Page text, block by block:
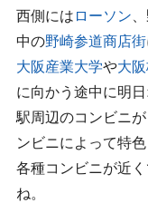
西側には ローソン
中の野崎参道商店街
大阪産業大学や大
に向かう途中に明
駅周辺のコンビニ
ンビニによって特
各種コンビニが近
ね。